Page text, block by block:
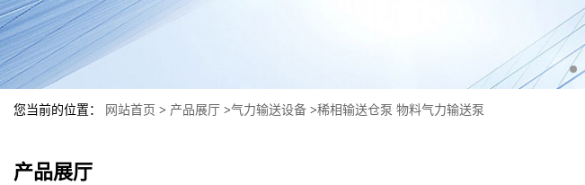
您当前的位置： 网站首页 > 产品展厅 >气力输送设备 >稀相输送仓泵 物料气力输送泵
产品展厅